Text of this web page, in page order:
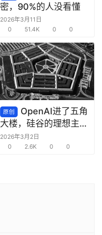
密，90%的人没看懂
2026年3月11日
0
51.4K 0 0
原创
OpenAI进了五角
大楼，硅谷的理想主义
死了
2026年3月2日
0
2.6K 0 0